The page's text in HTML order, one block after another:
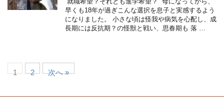
早くも18年が過ぎこんな選択を息子と実感するよう
になりました。 小さな頃は怪我や病気を心配し、成
長期には反抗期？の怪獣と戦い、思春期も 落 …
1 2 次へ »